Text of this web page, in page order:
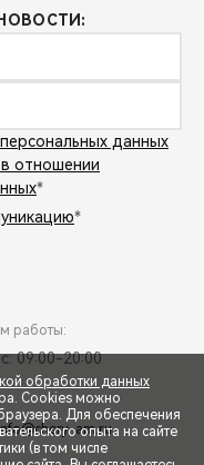
данных
отношении
*
*
работы:
09:00-20:00
am.ru
обработки данных
Cookies можно
Для обеспечения
опыта на сайте
(в том числе